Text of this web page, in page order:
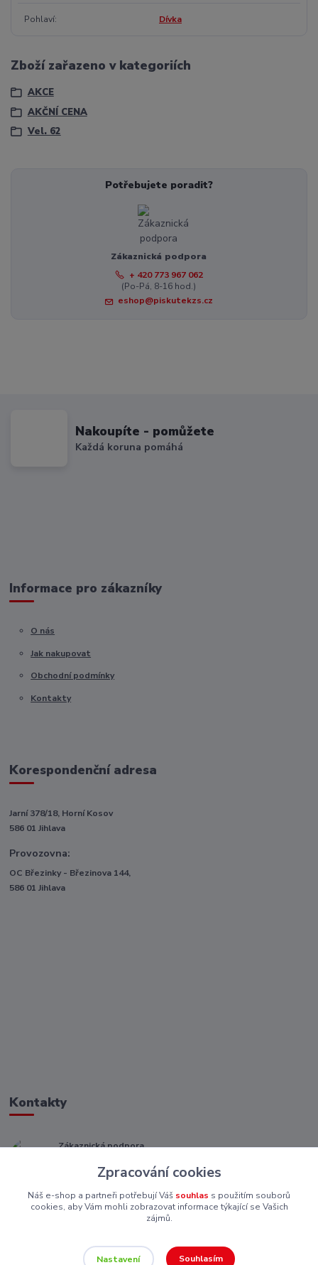
Pohlaví Dívka
Zboží zařazeno v kategoriích
AKCE
AKČNÍ CENA
Vel. 62
Potřebujete poradit?
Zákaznická podpora
+ 420 773 967 062
(Po-Pá, 8-16 hod.)
eshop@piskutekzs.cz
Nakoupíte - pomůžete
Každá koruna pomáhá
Informace pro zákazníky
O nás
Jak nakupovat
Obchodní podmínky
Kontakty
Korespondenční adresa
Jarní 378/18, Horní Kosov
586 01 Jihlava
Provozovna:
OC Březinky - Březinova 144,
586 01 Jihlava
Kontakty
Zákaznická podpora
(Po-Pá, 8-16 hod.)
eshop@piskutekzs.cz
Zpracování cookies
Náš e-shop a partneři potřebují Váš souhlas s použitím souborů
cookies, aby Vám mohli zobrazovat informace týkající se Vašich
zájmů.
Nastavení Souhlasím